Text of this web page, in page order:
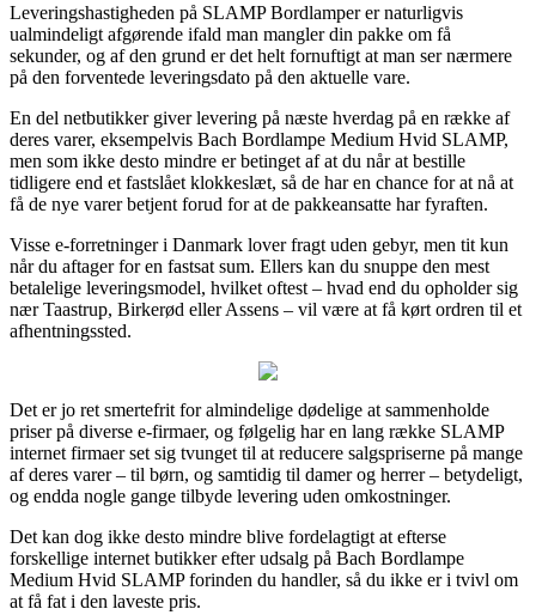
Leveringshastigheden på SLAMP Bordlamper er naturligvis
ualmindeligt afgørende ifald man mangler din pakke om få
sekunder, og af den grund er det helt fornuftigt at man ser nærmere
på den forventede leveringsdato på den aktuelle vare.
En del netbutikker giver levering på næste hverdag på en række af
deres varer, eksempelvis Bach Bordlampe Medium Hvid SLAMP,
men som ikke desto mindre er betinget af at du når at bestille
tidligere end et fastslået klokkeslæt, så de har en chance for at nå at
få de nye varer betjent forud for at de pakkeansatte har fyraften.
Visse e-forretninger i Danmark lover fragt uden gebyr, men tit kun
når du aftager for en fastsat sum. Ellers kan du snuppe den mest
betalelige leveringsmodel, hvilket oftest – hvad end du opholder sig
nær Taastrup, Birkerød eller Assens – vil være at få kørt ordren til et
afhentningssted.
Det er jo ret smertefrit for almindelige dødelige at sammenholde
priser på diverse e-firmaer, og følgelig har en lang række SLAMP
internet firmaer set sig tvunget til at reducere salgspriserne på mange
af deres varer – til børn, og samtidig til damer og herrer – betydeligt,
og endda nogle gange tilbyde levering uden omkostninger.
Det kan dog ikke desto mindre blive fordelagtigt at efterse
forskellige internet butikker efter udsalg på Bach Bordlampe
Medium Hvid SLAMP forinden du handler, så du ikke er i tvivl om
at få fat i den laveste pris.